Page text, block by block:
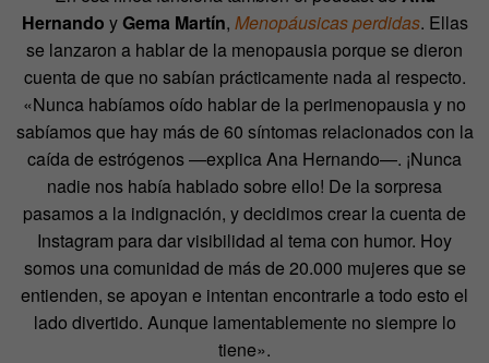
Hernando yGema Martín, Menopáusicas perdidas. Ellas
se lanzaron a hablar de la menopausia porque se dieron
cuenta de que no sabían prácticamente nada al respecto.
«Nunca habíamos oído hablar de la perimenopausia y no
sabíamos que hay más de 60 síntomas relacionados con la
caída de estrógenos —explica Ana Hernando—. ¡Nunca
nadie nos había hablado sobre ello! De la sorpresa
pasamos a la indignación, y decidimos crear la cuenta de
Instagram para dar visibilidad al tema con humor. Hoy
somos una comunidad de más de 20.000 mujeres que se
entienden, se apoyan e intentan encontrarle a todo esto el
lado divertido. Aunque lamentablemente no siempre lo
tiene».